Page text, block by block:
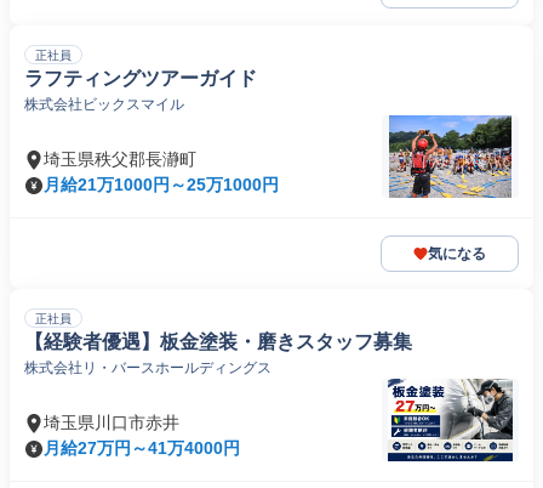
正社員
ラフティングツアーガイド
株式会社ビックスマイル
埼玉県秩父郡長瀞町
月給21万1000円～25万1000円
気になる
正社員
【経験者優遇】板金塗装・磨きスタッフ募集
株式会社リ・バースホールディングス
埼玉県川口市赤井
月給27万円～41万4000円